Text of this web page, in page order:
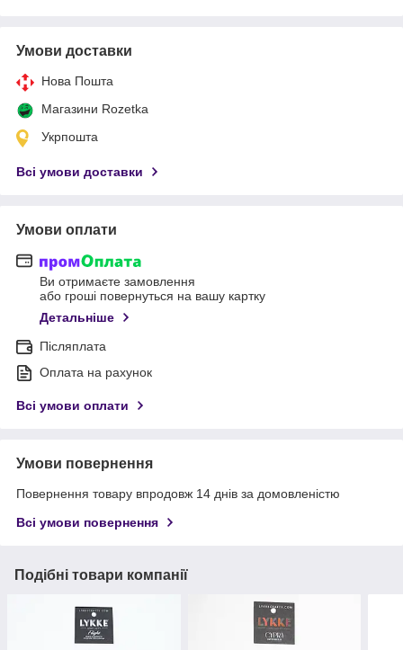
Умови доставки
Нова Пошта
Магазини Rozetka
Укрпошта
Всі умови доставки
Умови оплати
Ви отримаєте замовлення
або гроші повернуться на вашу картку
Детальніше
Післяплата
Оплата на рахунок
Всі умови оплати
Умови повернення
Повернення товару впродовж 14 днів за домовленістю
Всі умови повернення
Подібні товари компанії